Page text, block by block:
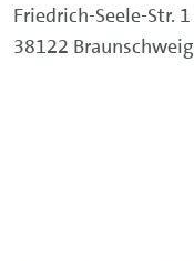
Friedrich-Seele-Str. 1
38122 Braunschweig